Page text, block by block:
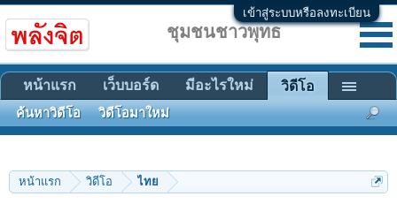
เข้าสู่ระบบหรือลงทะเบียน
หน้าแรก วิดีโอ ไทย
ชุมชนชาวพุทธ
หน้าแรก เว็บบอร์ด มีอะไรใหม่ วิดีโอ
ค้นหาวิดีโอ วิดีโอมาใหม่